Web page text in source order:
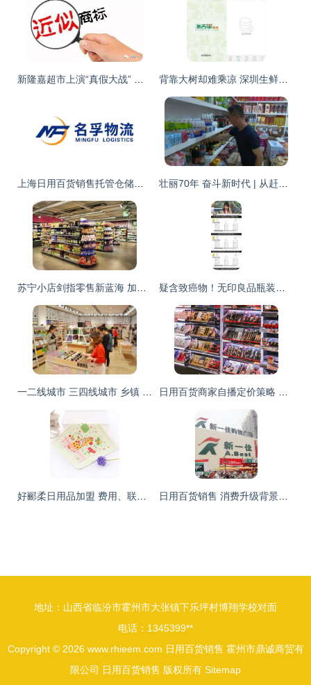
地址：山西省临汾市霍州市大张镇下乐坪村博翔学校对面
电话：1345399**
Copyright © 2026 www.rhieem.com 日用百货销售 霍州市鼎诚商贸有
限公司 日用百货销售 版权所有 Sitemap